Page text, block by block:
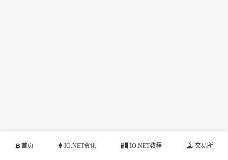
首页 IO.NET资讯 IO.NET教程 交易所